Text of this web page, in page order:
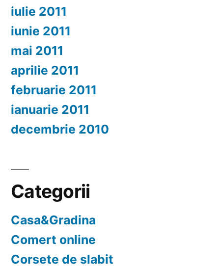
iulie 2011
iunie 2011
mai 2011
aprilie 2011
februarie 2011
ianuarie 2011
decembrie 2010
Categorii
Casa&Gradina
Comert online
Corsete de slabit